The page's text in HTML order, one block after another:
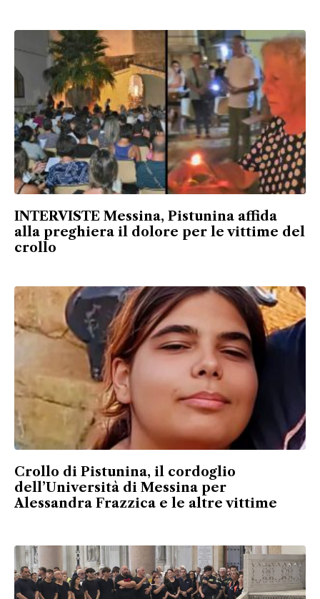
INTERVISTE Messina, Pistunina affida
alla preghiera il dolore per le vittime del
crollo
Crollo di Pistunina, il cordoglio
dell’Università di Messina per
Alessandra Frazzica e le altre vittime